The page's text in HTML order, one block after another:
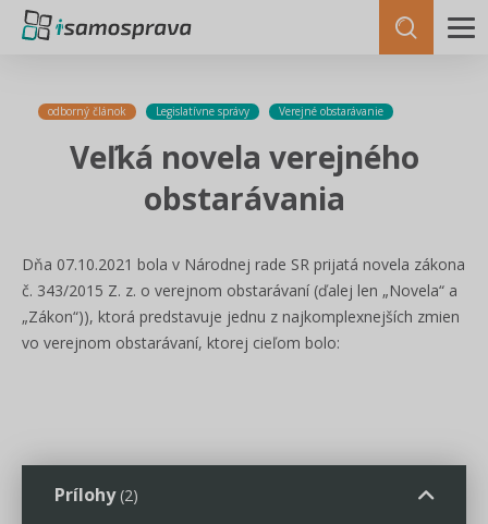
odborný článok Legislatívne správy Verejné obstarávanie
Veľká novela verejného
obstarávania
Dňa 07.10.2021 bola v Národnej rade SR prijatá novela zákona
č. 343/2015 Z. z. o verejnom obstarávaní (ďalej len „Novela“ a
„Zákon“)), ktorá predstavuje jednu z najkomplexnejších zmien
vo verejnom obstarávaní, ktorej cieľom bolo:
Prílohy (2)